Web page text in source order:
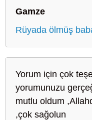
Gamze
Rüyada ölmüş
Yorum için çok
yorumunuzu
mutlu oldum
,çok sağolun